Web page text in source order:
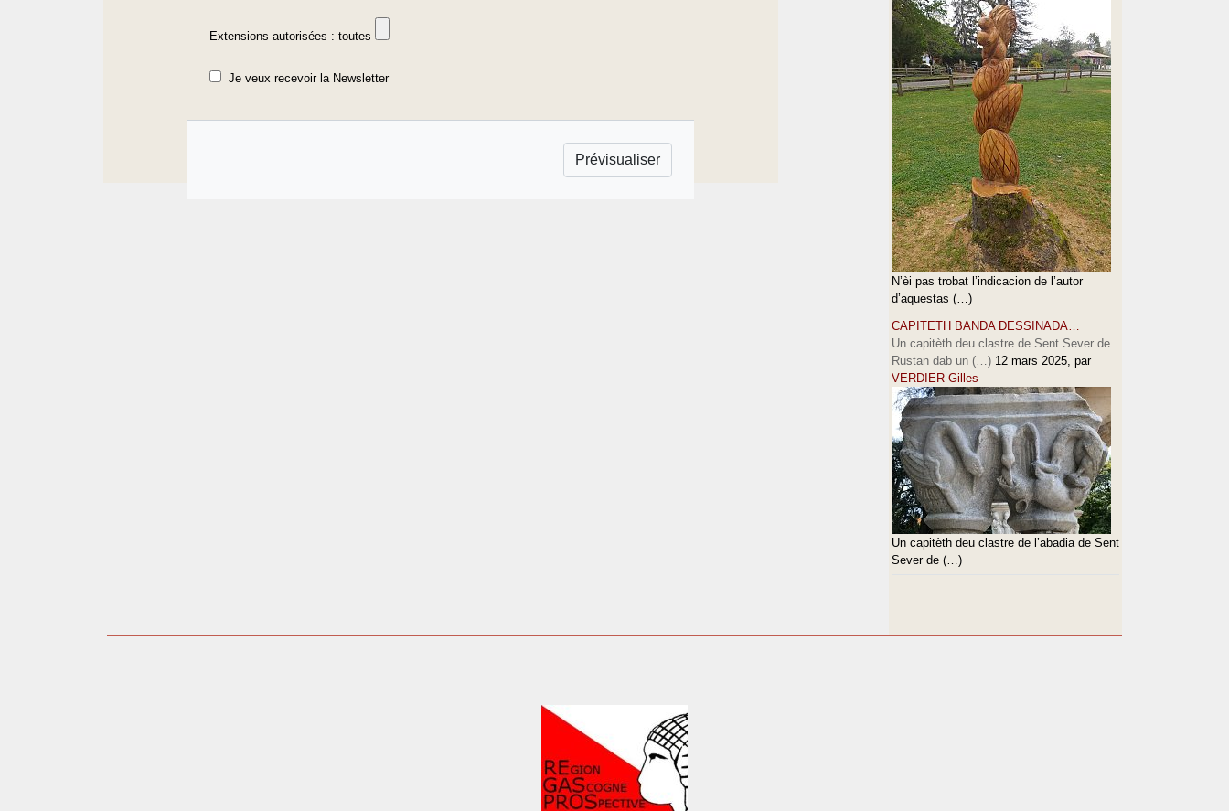
Extensions autorisées : toutes
Je veux recevoir la Newsletter
N’èi pas trobat l’indicacion de l’autor
d’aquestas (…)
CAPITETH BANDA DESSINADA…
Un capitèth deu clastre de Sent Sever de
Rustan dab un (…) 12 mars 2025, par
VERDIER Gilles
Un capitèth deu clastre de l’abadia de Sent
Sever de (…)